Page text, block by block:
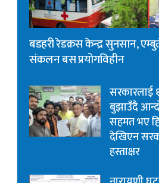
बडहरी रेडक्रस केन्द्र सुनसान,
संकलन बस प्रयोगविहीन
सरकारलाई
बुझाउँदै
सहमत भए
देखिएन
हस्ताक्षर